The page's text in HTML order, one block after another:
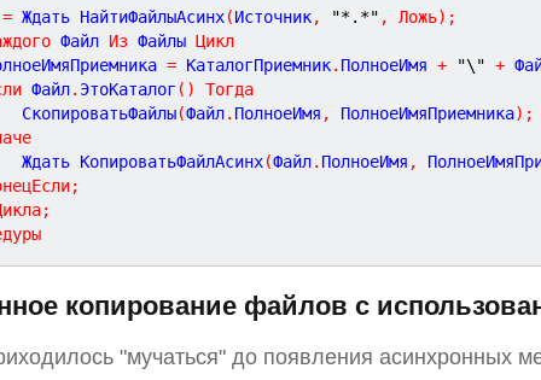
= Ждать НайтиФайлыАсинх(Источник, "*.*" , Ложь) ;
Файл Из Файлы Цикл
= КаталогПриемник. ПолноеИмя + "\" +
Файл. ЭтоКаталог ( )
Тогда
			СкопироватьФайлы
(Файл. ПолноеИмя , ПолноеИмяПриемника) ;
			Ждать КопироватьФайлАсинх
(Файл. ПолноеИмя ,
;
;
копирование файлов с
"мучаться" до появления асинхронных